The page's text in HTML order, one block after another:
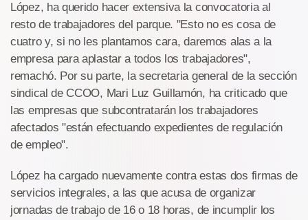
López, ha querido hacer extensiva la convocatoria al
resto de trabajadores del parque. "Esto no es cosa de
cuatro y, si no les plantamos cara, daremos alas a la
empresa para aplastar a todos los trabajadores",
remachó. Por su parte, la secretaria general de la sección
sindical de CCOO, Mari Luz Guillamón, ha criticado que
las empresas que subcontratarán los trabajadores
afectados "están efectuando expedientes de regulación
de empleo".
López ha cargado nuevamente contra estas dos firmas de
servicios integrales, a las que acusa de organizar
jornadas de trabajo de 16 o 18 horas, de incumplir los